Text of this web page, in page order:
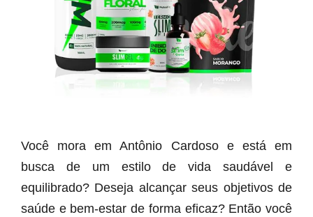
Você mora em Antônio Cardoso e está em
busca de um estilo de vida saudável e
equilibrado? Deseja alcançar seus objetivos de
saúde e bem-estar de forma eficaz? Então você